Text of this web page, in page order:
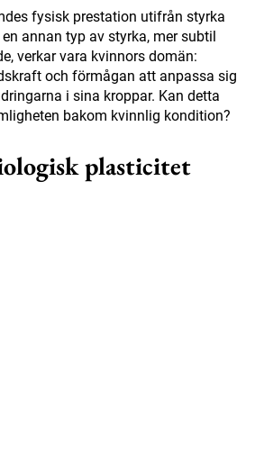
fysisk prestation utifrån styrka
annan typ av styrka, mer subtil
verkar vara kvinnors domän:
och förmågan att anpassa sig
i sina kroppar. Kan detta
bakom kvinnlig kondition?
plasticitet